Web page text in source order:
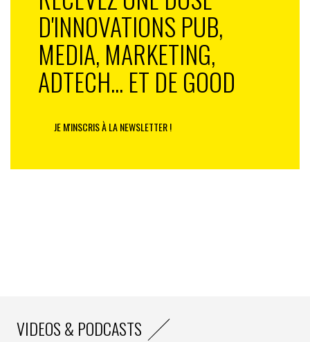
D'INNOVATIONS PUB,
MEDIA, MARKETING,
ADTECH... ET DE GOOD
JE M'INSCRIS À LA NEWSLETTER !
VIDEOS & PODCASTS